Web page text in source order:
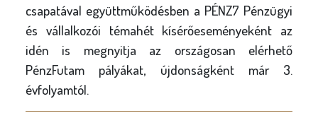
csapatával együttműködésben a PÉNZ7 Pénzügyi
és vállalkozói témahét kísérőeseményeként az
idén is megnyitja az országosan elérhető
PénzFutam pályákat, újdonságként már 3.
évfolyamtól.